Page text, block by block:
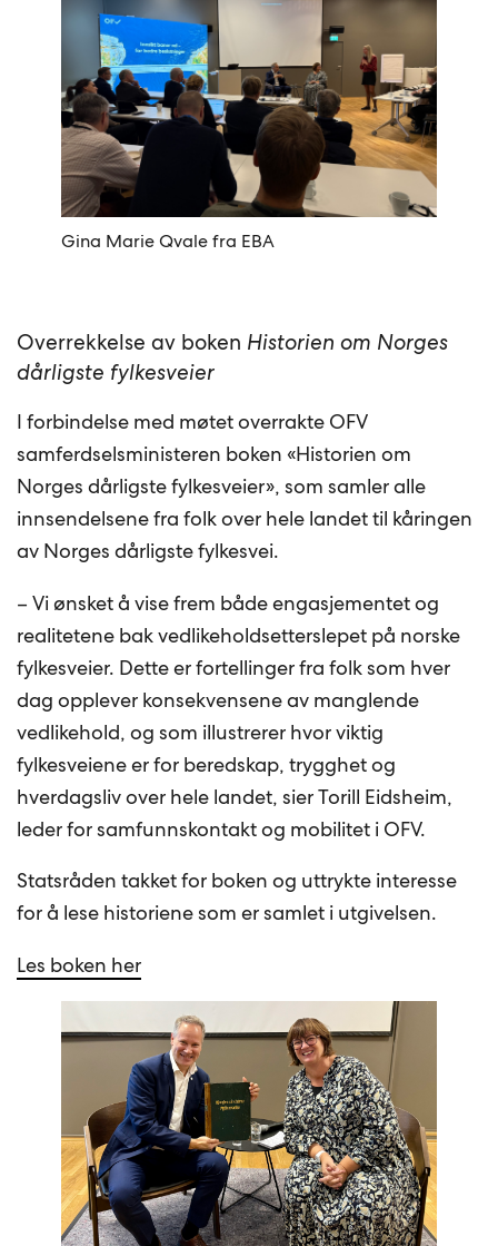
Gina Marie Qvale fra EBA
Overrekkelse av boken Historien om Norges
dårligste fylkesveier
I forbindelse med møtet overrakte OFV
samferdselsministeren boken «Historien om
Norges dårligste fylkesveier», som samler alle
innsendelsene fra folk over hele landet til kåringen
av Norges dårligste fylkesvei.
– Vi ønsket å vise frem både engasjementet og
realitetene bak vedlikeholdsetterslepet på norske
fylkesveier. Dette er fortellinger fra folk som hver
dag opplever konsekvensene av manglende
vedlikehold, og som illustrerer hvor viktig
fylkesveiene er for beredskap, trygghet og
hverdagsliv over hele landet, sier Torill Eidsheim,
leder for samfunnskontakt og mobilitet i OFV.
Statsråden takket for boken og uttrykte interesse
for å lese historiene som er samlet i utgivelsen.
Les boken her